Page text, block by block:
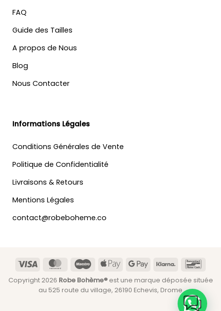
FAQ
Guide des Tailles
A propos de Nous
Blog
Nous Contacter
Informations Légales
Conditions Générales de Vente
Politique de Confidentialité
Livraisons & Retours
Mentions Légales
contact@robeboheme.co
Visa MasterCardMaestroApple
Google Klarna
Copyright 2026 Robe Bohème®est une marque déposée située
au 525 route du village, 26190 Echevis, Drome